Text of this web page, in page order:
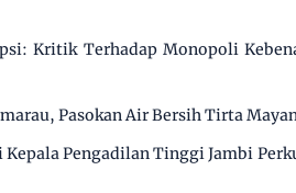
Kritik Terhadap Monopoli
Pasokan Air Bersih Tirta
Pengadilan Tinggi Jambi